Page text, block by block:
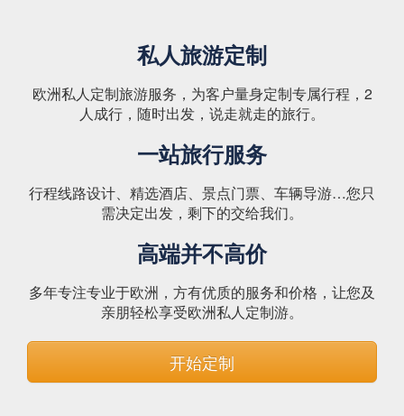
私人旅游定制
欧洲私人定制旅游服务，为客户量身定制专属行程，2
人成行，随时出发，说走就走的旅行。
一站旅行服务
行程线路设计、精选酒店、景点门票、车辆导游…您只
需决定出发，剩下的交给我们。
高端并不高价
多年专注专业于欧洲，方有优质的服务和价格，让您及
亲朋轻松享受欧洲私人定制游。
开始定制